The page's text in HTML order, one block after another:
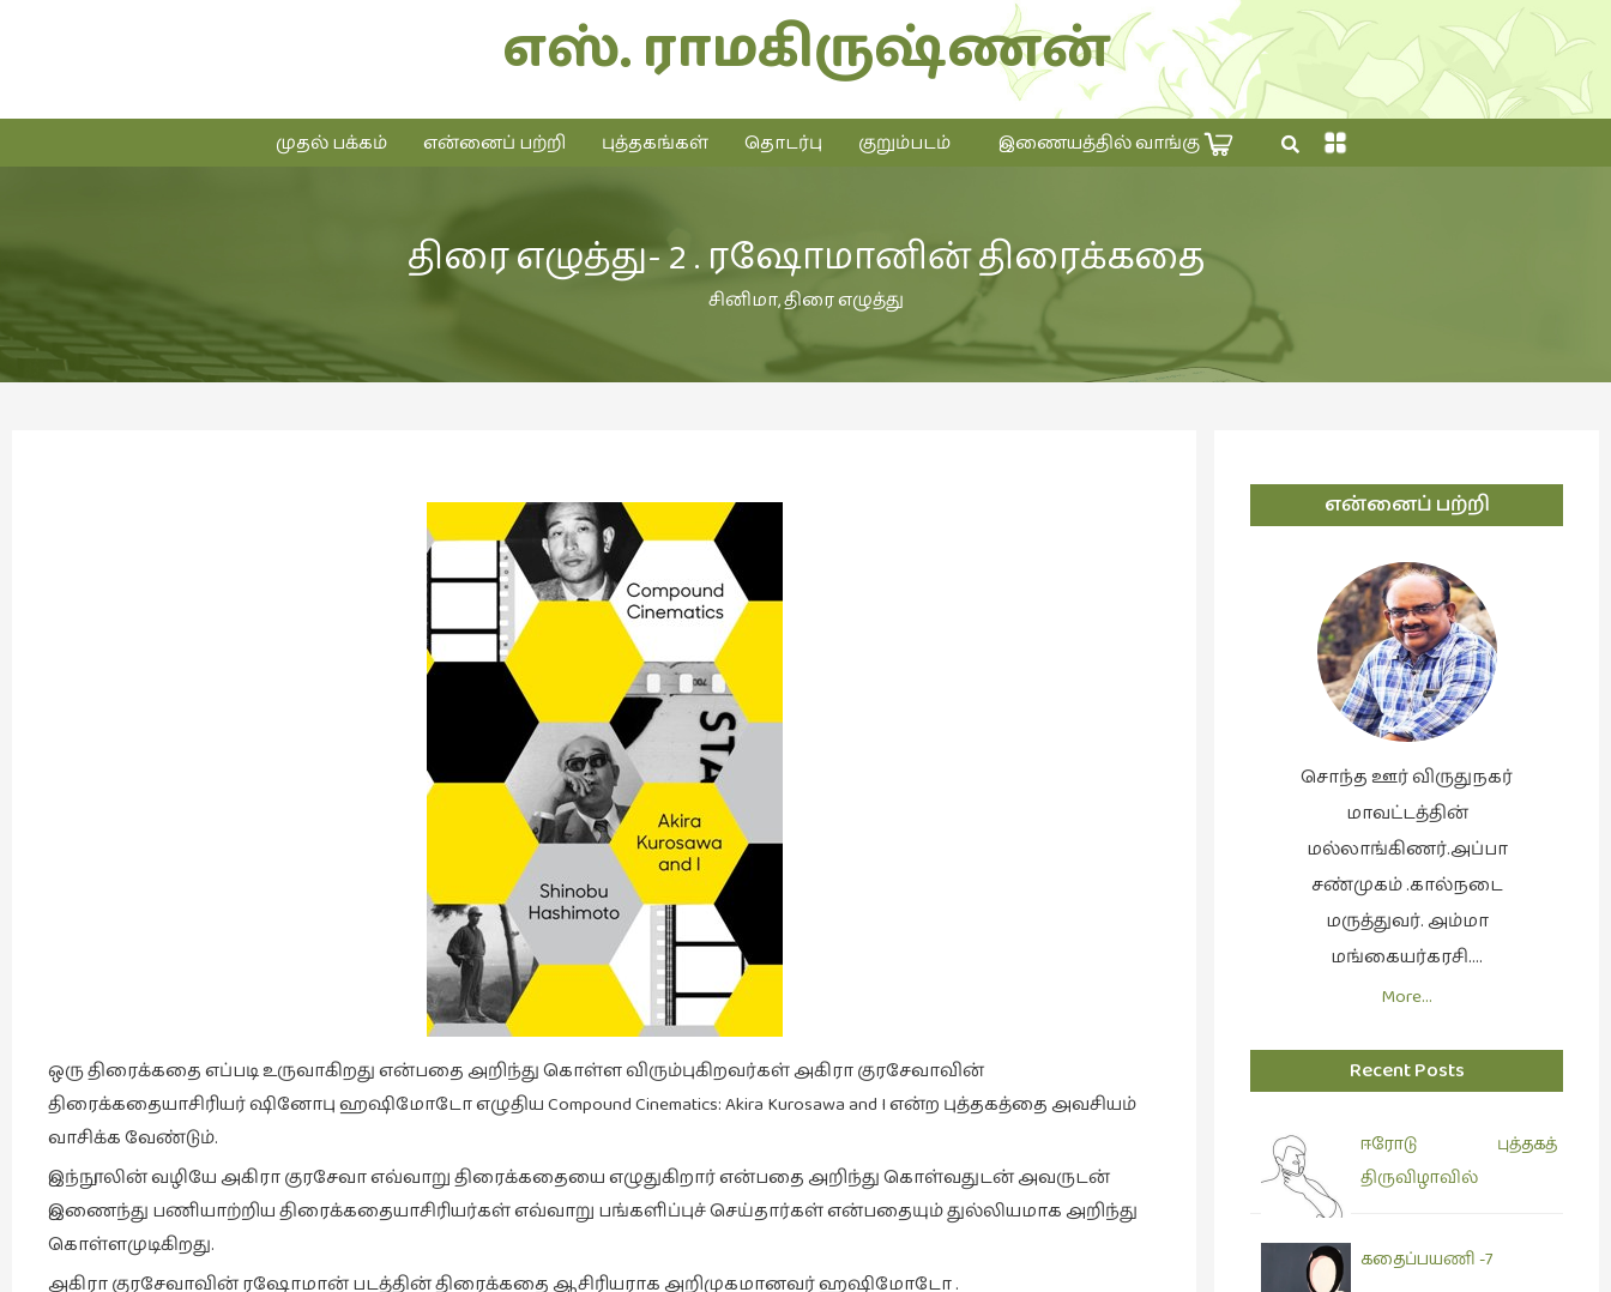
எஸ். ராமகிருஷ்ணன்
முதல் பக்கம் என்னைப் பற்றி புத்தகங்கள் தொடர்பு குறும்படம் இணையத்தில் வாங்கு
திரை எழுத்து- 2 . ரஷோமானின் திரைக்கதை
சினிமா,திரை எழுத்து
ஒரு திரைக்கதை எப்படி உருவாகிறது என்பதை அறிந்து கொள்ள விரும்புகிறவர்கள் அகிரா குரசேவாவின்
திரைக்கதையாசிரியர் ஷினோபு ஹஷிமோடோ எழுதிய Compound Cinematics: Akira Kurosawa and I என்ற புத்தகத்தை அவசியம்
வாசிக்க வேண்டும்.
இந்நூலின் வழியே அகிரா குரசேவா எவ்வாறு திரைக்கதையை எழுதுகிறார் என்பதை அறிந்து கொள்வதுடன் அவருடன்
இணைந்து பணியாற்றிய திரைக்கதையாசிரியர்கள் எவ்வாறு பங்களிப்புச் செய்தார்கள் என்பதையும் துல்லியமாக அறிந்து
கொள்ளமுடிகிறது.
அகிரா குரசேவாவின் ரஷோமான் படத்தின் திரைக்கதை ஆசிரியராக அறிமுகமானவர் ஹஷிமோடோ .
என்னைப் பற்றி
சொந்த ஊர் விருதுநகர்
மாவட்டத்தின்
மல்லாங்கிணர்.அப்பா
சண்முகம் .கால்நடை
மருத்துவர். அம்மா
மங்கையர்கரசி….
More…
Recent Posts
ஈரோடு புத்தகத்
திருவிழாவில்
கதைப்பயணி -7